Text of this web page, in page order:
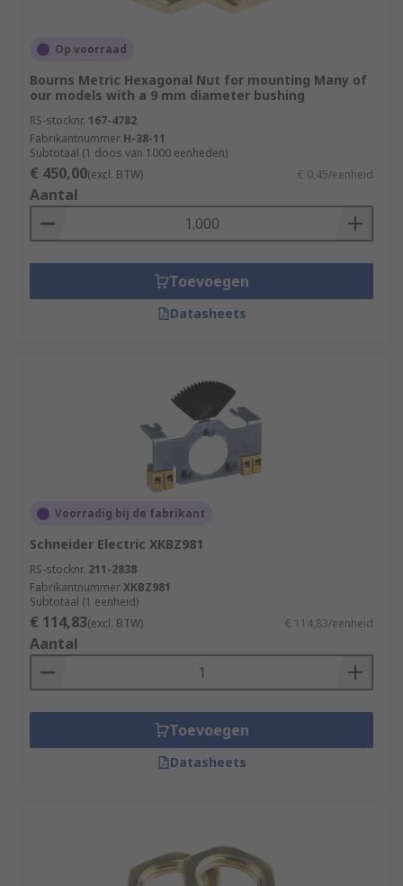
Op voorraad
Bourns Metric Hexagonal Nut for mounting Many of
our models with a 9 mm diameter bushing
RS-stocknr. 167-4782
Fabrikantnummer H-38-11
Subtotaal (1 doos van 1000 eenheden)
€ 450,00(excl. BTW) € 0,45/eenheid
Aantal
Toevoegen
Datasheets
Voorradig bij de fabrikant
Schneider Electric XKBZ981
RS-stocknr. 211-2838
FabrikantnummerXKBZ981
Subtotaal (1 eenheid)
€ 114,83(excl. BTW) € 114,83/eenheid
Aantal
Toevoegen
Datasheets